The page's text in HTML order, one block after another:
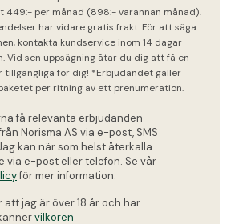
449:- per månad (898:- varannan månad).
har vidare gratis frakt. För att säga
kontakta kundservice inom 14 dagar
Vid sen uppsägning åtar du dig att få en
tillgängliga för dig! *Erbjudandet gäller
per ritning av ett prenumeration.
få relevanta erbjudanden
Norisma AS via e-post, SMS
kan när som helst återkalla
via e-post eller telefon. Se vår
för mer information.
att jag är över 18 år och har
vilkoren